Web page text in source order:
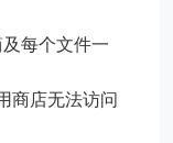
每个文件一
商店无法访问